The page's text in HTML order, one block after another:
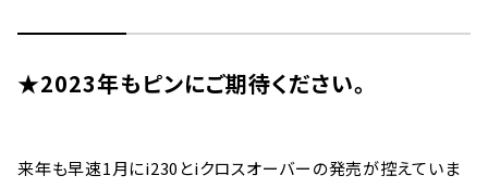
★2023年もピンにご期待ください。
来年も早速1月にi230とiクロスオーバーの発売が控えていま